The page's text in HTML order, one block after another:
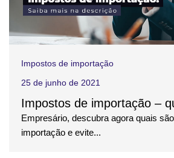
Impostos de importação
25 de junho de 2021
Impostos de importação –
Empresário, descubra agora quais
importação e evite...